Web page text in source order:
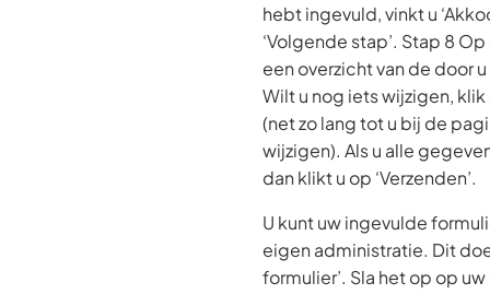
hebt ingevuld, vinkt u
‘Volgende stap’. Stap 8
een overzicht van de door
Wilt u nog iets wijzigen, klik
(net zo lang tot u bij de
wijzigen). Als u alle
dan klikt u op ‘Verzenden’.
U kunt uw ingevulde
eigen administratie. Dit
formulier’. Sla het op op